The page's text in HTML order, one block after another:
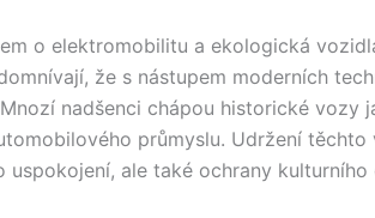
o elektromobilitu a ekologická
že s nástupem moderních
nadšenci chápou historické
průmyslu. Udržení
uspokojení, ale také ochrany kulturního